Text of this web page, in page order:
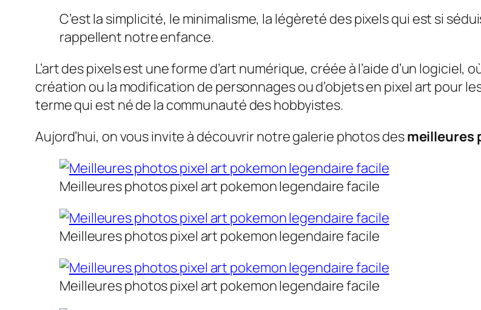
C’est la simplicité, le minimalisme, la légèreté des pixels qui est si
rappellent notre enfance.
L’art des pixels est une forme d’art numérique, créée à l’aide d’un logiciel,
création ou la modification de personnages ou d’objets en pixel art pour
terme qui est né de la communauté des hobbyistes.
Aujord’hui, on vous invite à découvrir notre galerie photos desmeilleures
Meilleures photos pixel art pokemon legendaire facile
Meilleures photos pixel art pokemon legendaire facile
Meilleures photos pixel art pokemon legendaire facile